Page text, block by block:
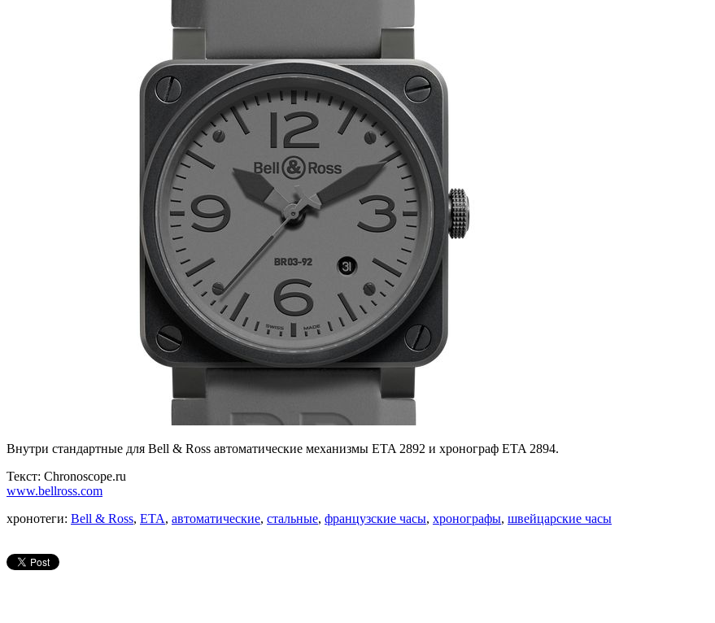
Внутри стандартные для Bell & Ross автоматические механизмы ETA 2892 и хронограф ETA 2894.
Текст: Chronoscope.ru
www.bellross.com
хронотеги: Bell & Ross, ETA, автоматические, стальные, французские часы, хронографы, швейцарские часы